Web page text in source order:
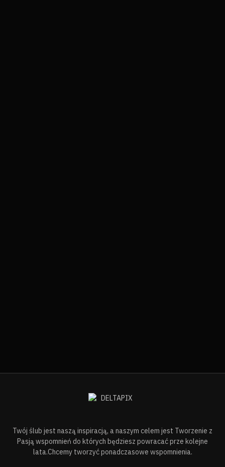
Twój ślub jest naszą inspiracją, a naszym celem jest Tworzenie z
Pasją wspomnień do których będziesz powracać prze kolejne
lata.Chcemy tworzyć ponadczasowe wspomnienia.